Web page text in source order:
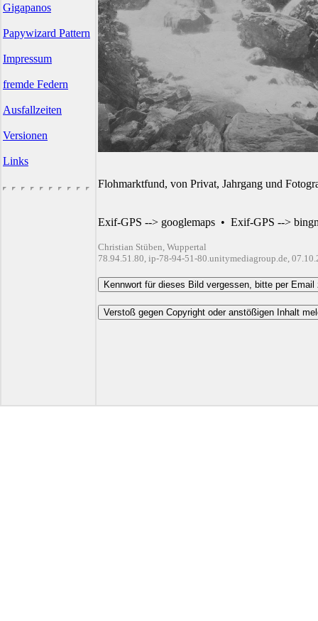
Gigapanos
Papywizard Pattern
Impressum
fremde Federn
Ausfallzeiten
Versionen
Links
Flohmarktfund, von Privat, Jahrgang und
Exif-GPS --> googlemaps • Exif-GPS -->
Christian Stüben, Wuppertal
78.94.51.80, ip-78-94-51-80.unitymediagroup.de,